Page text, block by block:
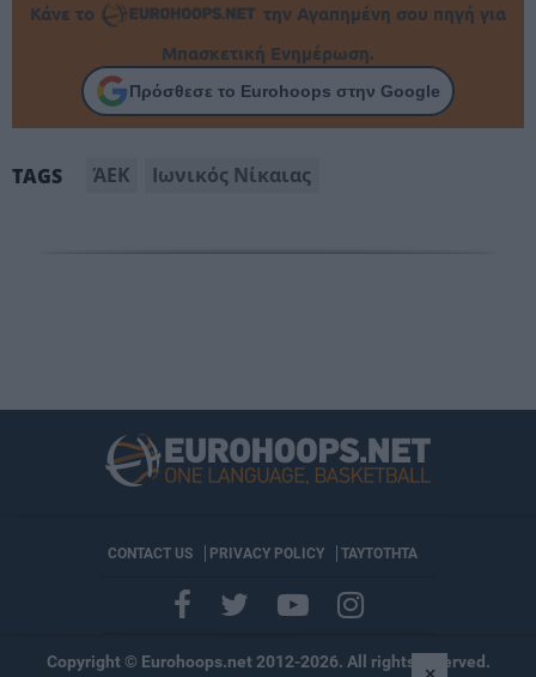
Κάνε το
την Αγαπημένη σου πηγή για
Μπασκετική Ενημέρωση.
Πρόσθεσε το Eurohoops στην Google
TAGS ΆΕΚ Ιωνικός Νίκαιας
CONTACT US PRIVACY POLICY ΤΑΥΤΟΤΗΤΑ
Copyright © Eurohoops.net 2012-2026. All rights reserved.
×